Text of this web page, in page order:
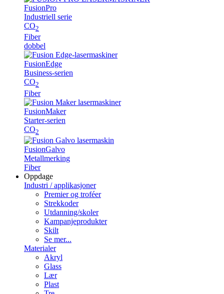
FusionPro
Industriell serie
CO2
Fiber
dobbel
FusionEdge
Business-serien
CO2
Fiber
FusionMaker
Starter-serien
CO2
FusionGalvo
Metallmerking
Fiber
Oppdage
Industri / applikasjoner
Premier og troféer
Strekkoder
Utdanning/skoler
Kampanjeprodukter
Skilt
Se mer...
Materialer
Akryl
Glass
Lær
Plast